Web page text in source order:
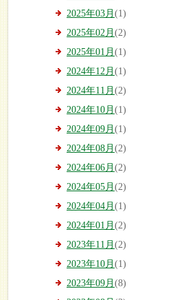
2025年03月 (1)
2025年02月 (2)
2025年01月 (1)
2024年12月 (1)
2024年11月 (2)
2024年10月 (1)
2024年09月 (1)
2024年08月 (2)
2024年06月 (2)
2024年05月 (2)
2024年04月 (1)
2024年01月 (2)
2023年11月 (2)
2023年10月 (1)
2023年09月 (8)